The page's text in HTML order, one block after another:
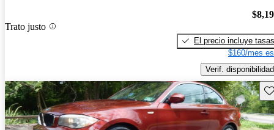
Trato justo
El precio incluye tasas
$160/mes
Verif. disponibilidad